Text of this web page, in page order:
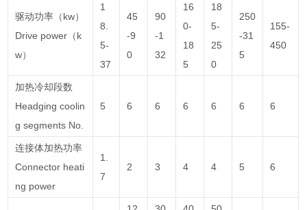
驱动功率（kw）
Drive power（k
w）
1
8.
5-
37
45
-9
0
90
-1
32
16
0-
18
5
18
5-
25
0
250
-31
5
155-
450
加热冷却段数
Headging coolin
g segments No.
5 6 6 6 6 6 6
连接体加热功率
Connector heati
ng power
1.
7
2 3 4 4 5 6